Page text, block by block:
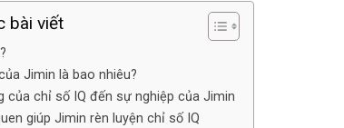
bài viết
Jimin là bao nhiêu?
của chỉ số IQ đến sự nghiệp của Jimin
giúp Jimin rèn luyện chỉ số IQ